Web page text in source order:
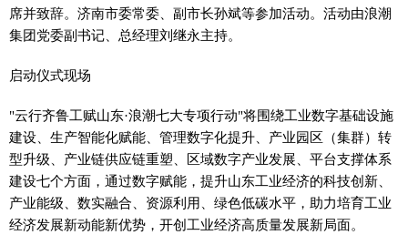
席并致辞。济南市委常委、副市长孙斌等参加活动。活动由浪潮
集团党委副书记、总经理刘继永主持。
启动仪式现场
"云行齐鲁工赋山东·浪潮七大专项行动"将围绕工业数字基础设施
建设、生产智能化赋能、管理数字化提升、产业园区（集群）转
型升级、产业链供应链重塑、区域数字产业发展、平台支撑体系
建设七个方面，通过数字赋能，提升山东工业经济的科技创新、
产业能级、数实融合、资源利用、绿色低碳水平，助力培育工业
经济发展新动能新优势，开创工业经济高质量发展新局面。